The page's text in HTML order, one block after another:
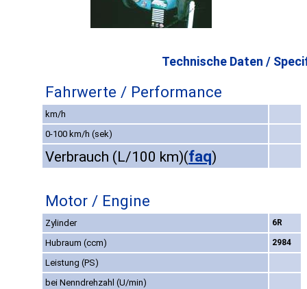
Technische Daten /
Fahrwerte / Performance
km/h
0-100 km/h (sek)
Verbrauch (L/100 km)(faq)
Motor / Engine
Zylinder 6R
Hubraum (ccm) 2984
Leistung (PS)
bei Nenndrehzahl (U/min)